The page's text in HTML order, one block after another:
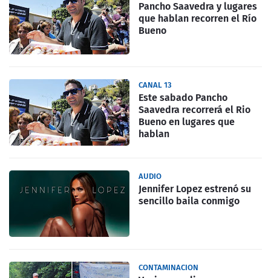
Pancho Saavedra y lugares
que hablan recorren el Río
Bueno
CANAL 13
Este sabado Pancho
Saavedra recorrerá el Rio
Bueno en lugares que
hablan
AUDIO
Jennifer Lopez estrenó su
sencillo baila conmigo
CONTAMINACION